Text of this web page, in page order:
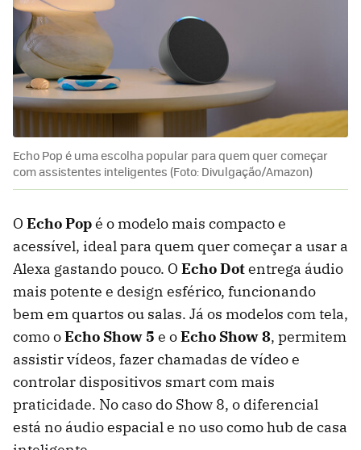
Echo Pop é uma escolha popular para quem quer começar
com assistentes inteligentes (Foto: Divulgação/Amazon)
O Echo Popé o modelo mais compacto e
acessível, ideal para quem quer começar a usar a
Alexa gastando pouco. O Echo Dotentrega áudio
mais potente e design esférico, funcionando
bem em quartos ou salas. Já os modelos com tela,
como oEcho Show 5 e oEcho Show 8, permitem
assistir vídeos, fazer chamadas de vídeo e
controlar dispositivos smart com mais
praticidade. No caso do Show 8, o diferencial
está no áudio espacial e no uso como hub de casa